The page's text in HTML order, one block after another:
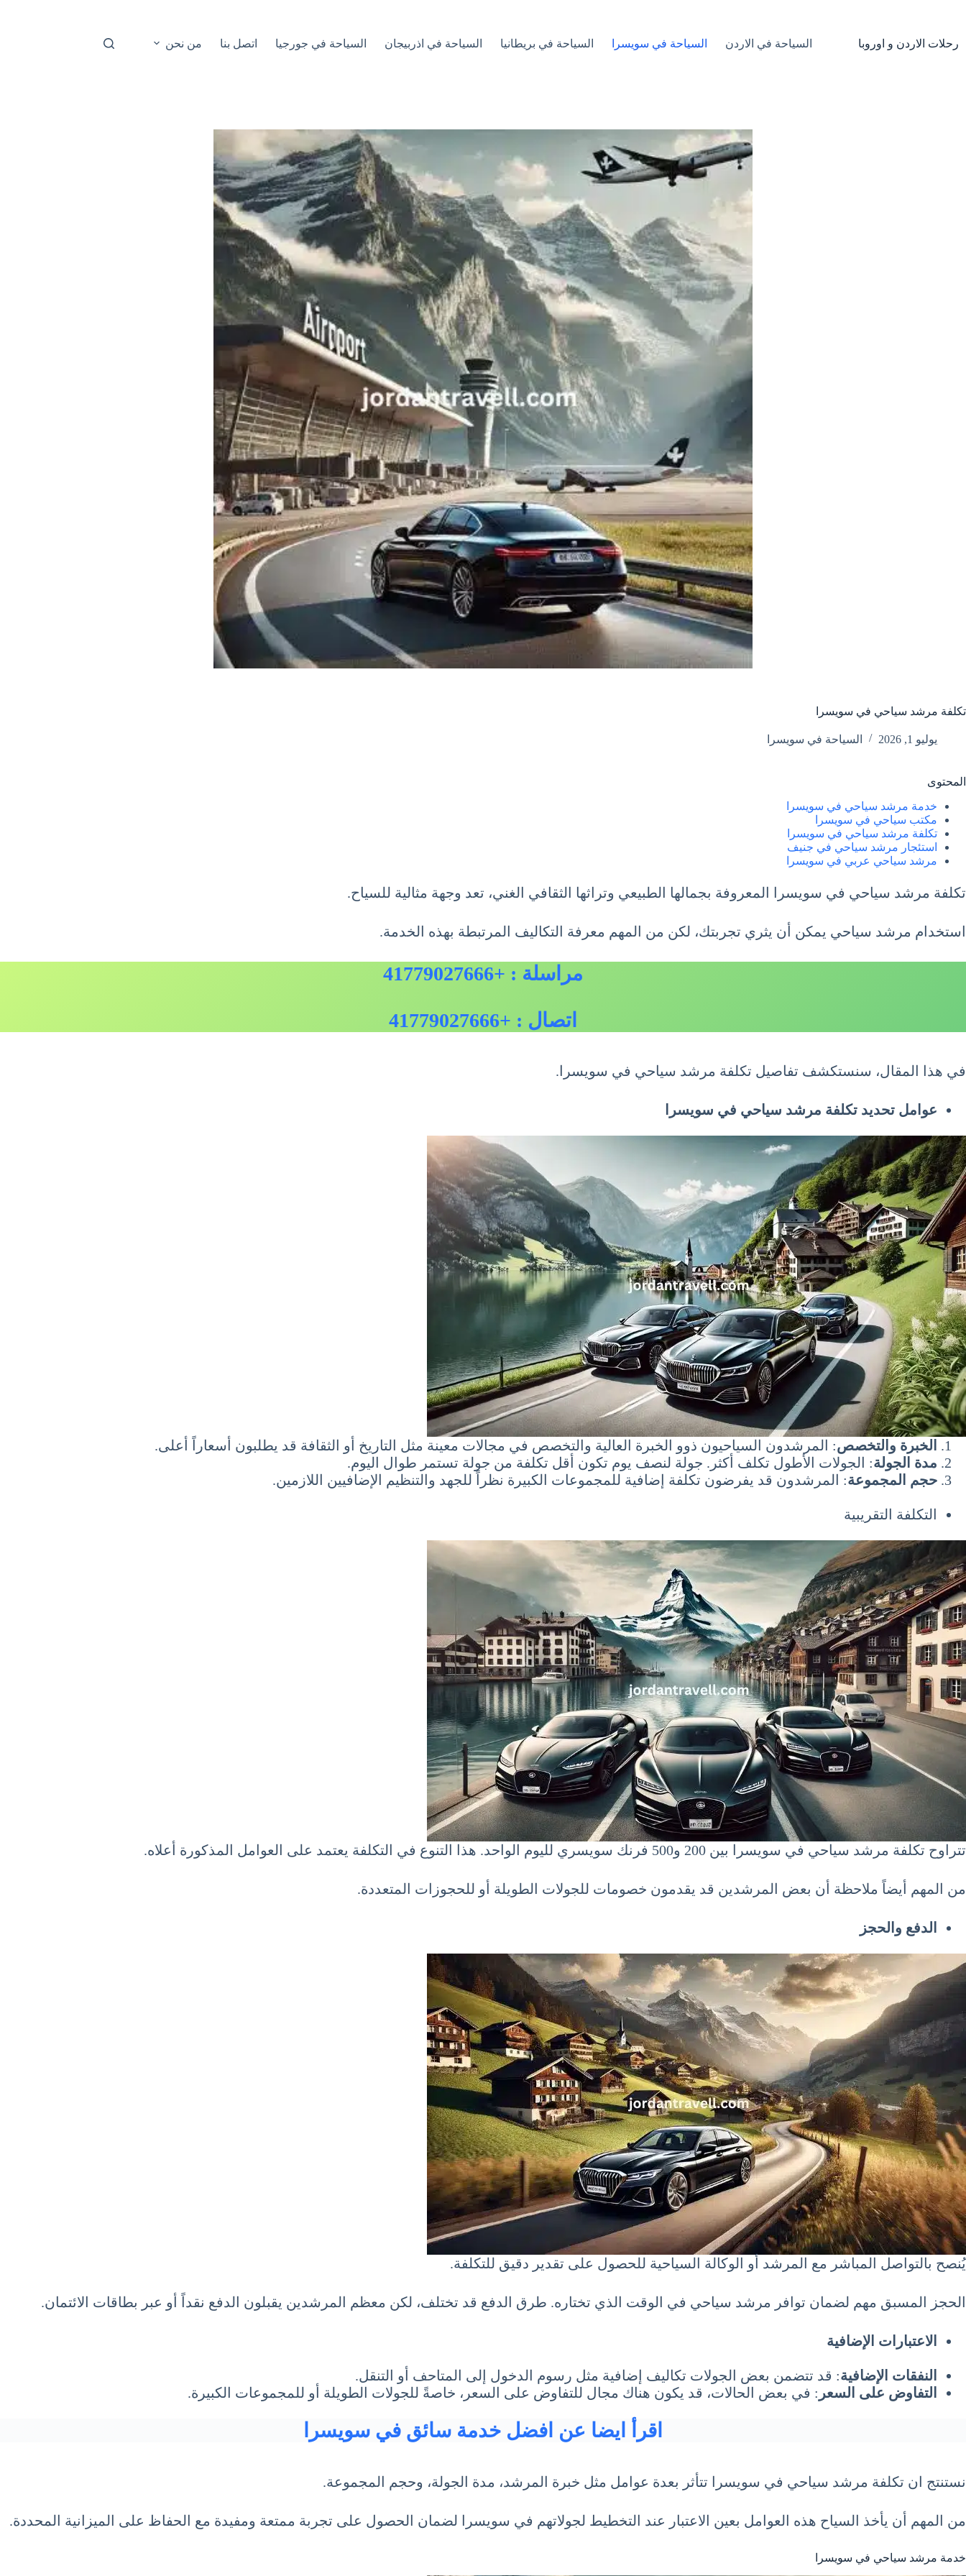
رحلات الاردن و اوروبا السياحة في الاردن السياحة في سويسرا السياحة في بريطانيا السياحة في اذربيجان السياحة في جورجيا اتصل بنا من نحن
تكلفة مرشد سياحي في سويسرا
يوليو 1, 2026 السياحة في سويسرا
المحتوى
خدمة مرشد سياحي في سويسرا
مكتب سياحي في سويسرا
تكلفة مرشد سياحي في سويسرا
استئجار مرشد سياحي في جنيف
مرشد سياحي عربي في سويسرا
تكلفة مرشد سياحي في سويسرا المعروفة بجمالها الطبيعي وتراثها الثقافي الغني، تعد وجهة مثالية للسياح.
استخدام مرشد سياحي يمكن أن يثري تجربتك، لكن من المهم معرفة التكاليف المرتبطة بهذه الخدمة.
مراسلة : +41779027666
اتصال : +41779027666
في هذا المقال، سنستكشف تفاصيل تكلفة مرشد سياحي في سويسرا.
عوامل تحديد تكلفة مرشد سياحي في سويسرا
الخبرة والتخصص: المرشدون السياحيون ذوو الخبرة العالية والتخصص في مجالات معينة مثل التاريخ أو الثقافة قد يطلبون أسعاراً أعلى.
مدة الجولة: الجولات الأطول تكلف أكثر. جولة لنصف يوم تكون أقل تكلفة من جولة تستمر طوال اليوم.
حجم المجموعة: المرشدون قد يفرضون تكلفة إضافية للمجموعات الكبيرة نظراً للجهد والتنظيم الإضافيين اللازمين.
التكلفة التقريبية
تتراوح تكلفة مرشد سياحي في سويسرا بين 200 و500 فرنك سويسري لليوم الواحد. هذا التنوع في التكلفة يعتمد على العوامل المذكورة أعلاه.
من المهم أيضاً ملاحظة أن بعض المرشدين قد يقدمون خصومات للجولات الطويلة أو للحجوزات المتعددة.
الدفع والحجز
يُنصح بالتواصل المباشر مع المرشد أو الوكالة السياحية للحصول على تقدير دقيق للتكلفة.
الحجز المسبق مهم لضمان توافر مرشد سياحي في الوقت الذي تختاره. طرق الدفع قد تختلف، لكن معظم المرشدين يقبلون الدفع نقداً أو عبر بطاقات الائتمان.
الاعتبارات الإضافية
النفقات الإضافية: قد تتضمن بعض الجولات تكاليف إضافية مثل رسوم الدخول إلى المتاحف أو التنقل.
التفاوض على السعر : في بعض الحالات، قد يكون هناك مجال للتفاوض على السعر، خاصةً للجولات الطويلة أو للمجموعات الكبيرة.
اقرأ ايضا عن افضل خدمة سائق في سويسرا
نستنتج ان تكلفة مرشد سياحي في سويسرا تتأثر بعدة عوامل مثل خبرة المرشد، مدة الجولة، وحجم المجموعة.
من المهم أن يأخذ السياح هذه العوامل بعين الاعتبار عند التخطيط لجولاتهم في سويسرا لضمان الحصول على تجربة ممتعة ومفيدة مع الحفاظ على الميزانية المحددة.
خدمة مرشد سياحي في سويسرا